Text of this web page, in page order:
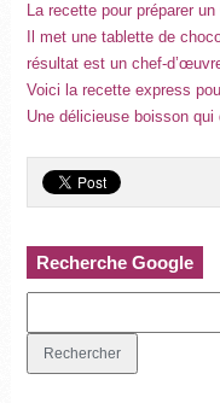
La recette pour préparer
Il met une tablette de
résultat est un chef-
Voici la recette express
Une délicieuse boisson
Recherche Google